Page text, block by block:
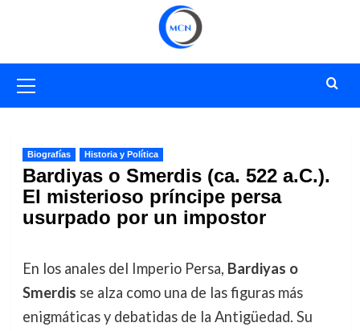
primario
Biografías Historia y Política
Bardiyas o Smerdis (ca. 522 a.C.).
El misterioso príncipe persa
usurpado por un impostor
En los anales del Imperio Persa, Bardiyas o
Smerdis se alza como una de las figuras más
enigmáticas y debatidas de la Antigüedad. Su